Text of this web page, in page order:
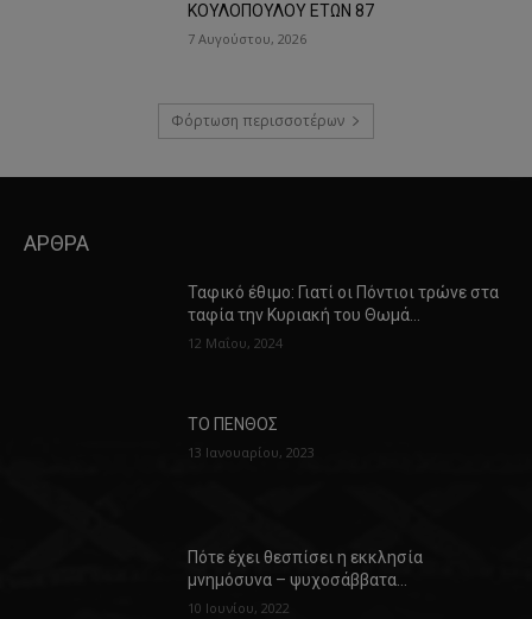
ΚΟΥΛΟΠΟΥΛΟΥ ΕΤΩΝ 87
7 Αυγούστου, 2026
Φόρτωση περισσοτέρων
ΑΡΘΡΑ
Ταφικό έθιμο: Γιατί οι Πόντιοι τρώνε στα
ταφία την Κυριακή του Θωμά…
12 Μαΐου, 2024
ΤΟ ΠΕΝΘΟΣ
13 Ιανουαρίου, 2023
Πότε έχει θεσπίσει η εκκλησία
μνημόσυνα – ψυχοσάββατα…
10 Ιουνίου, 2022